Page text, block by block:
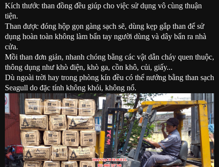
Kích thước than đồng đều giúp cho việc sử dụng vô cùng thuận
tiện.​
Than được đóng hộp gọn gàng sạch sẽ, dùng kẹp gắp than để sử
dụng hoàn toàn không làm bẩn tay người dùng và dây bẩn ra nhà
cửa.
Mồi than đơn giản, nhanh chóng bằng các vật dẫn cháy quen thuộc,
thông dụng như khò điện, khò ga, cồn khô, củi, giấy...
Dù ngoài trời hay trong phòng kín đều có thể nướng bằng than sạch
Seagull do đặc tính không khói, không nổ.